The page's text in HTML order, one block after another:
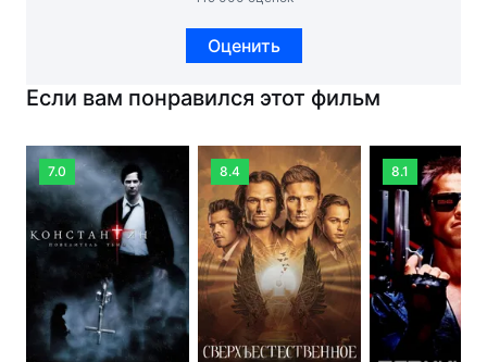
Оценить
Если вам понравился этот фильм
7.0 8.4 8.1